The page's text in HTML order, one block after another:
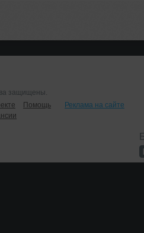
защищены.
Помощь
Реклама на сайте